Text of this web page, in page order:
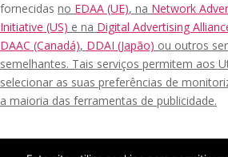
fornecidas no EDAA (UE), na Network
Initiative (US) e na Digital Advertising
DAAC (Canadá), DDAI (Japão) ou outros
semelhantes. Tais serviços permitem aos
selecionar as suas preferências de
a maioria das ferramentas de publicidade.